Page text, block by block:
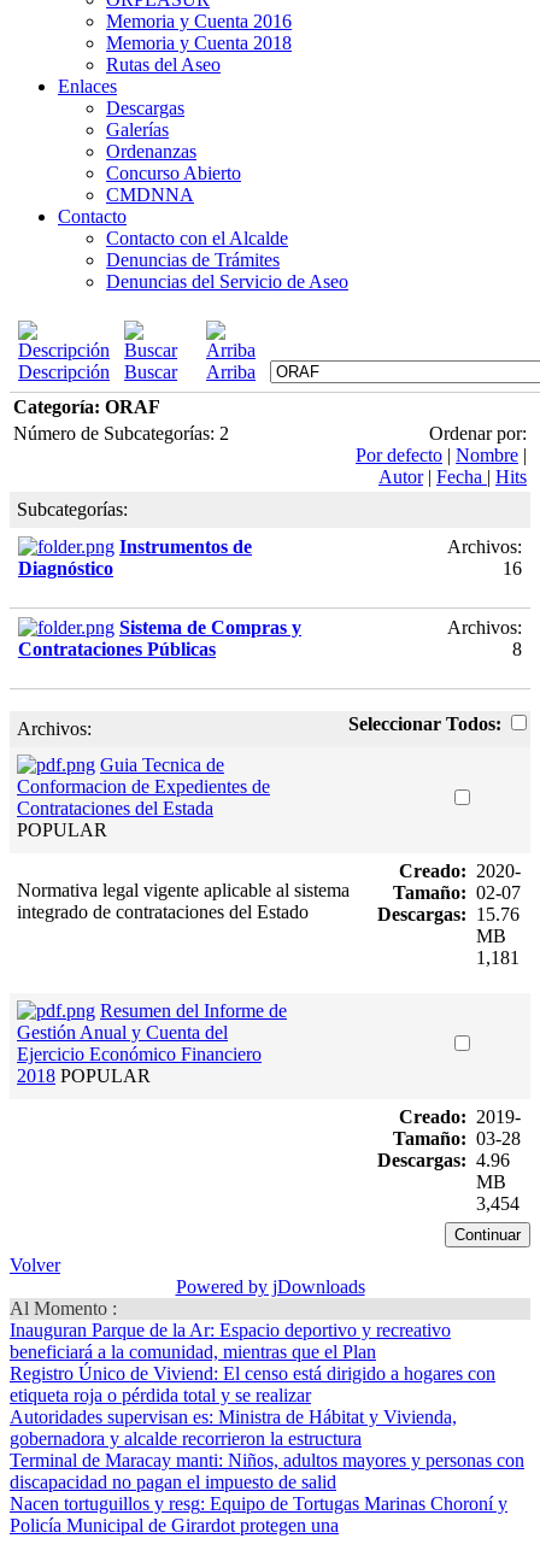
Memoria y Cuenta 2016
Memoria y Cuenta 2018
Rutas del Aseo
Enlaces
Descargas
Galerías
Ordenanzas
Concurso Abierto
CMDNNA
Contacto
Contacto con el Alcalde
Denuncias de Trámites
Denuncias del Servicio de Aseo
Descripción Buscar
Arriba
Categoría: ORAF
Número de Subcategorías: 2
Ordenar por:
Por defecto | Nombre |
Autor| Fecha | Hits
Subcategorías:
Instrumentos de
Diagnóstico
Archivos:
16
Sistema de Compras y
Contrataciones Públicas
Archivos:
8
Seleccionar Todos:
Archivos:
Guia Tecnica de
Conformacion de Expedientes de
Contrataciones del Estada
POPULAR
Normativa legal vigente aplicable al sistema
integrado de contrataciones del Estado
Creado:
Tamaño:
Descargas:
2020-
02-07
15.76
MB
1,181
Resumen del Informe de
Gestión Anual y Cuenta del
Ejercicio Económico Financiero
2018 POPULAR
Creado:
Tamaño:
Descargas:
2019-
03-28
4.96
MB
3,454
Volver
Powered by jDownloads
Al Momento :
Inauguran Parque de la Ar: Espacio deportivo y recreativo
beneficiará a la comunidad, mientras que el Plan
Registro Único de Viviend: El censo está dirigido a hogares con
etiqueta roja o pérdida total y se realizar
Autoridades supervisan es: Ministra de Hábitat y Vivienda,
gobernadora y alcalde recorrieron la estructura
Terminal de Maracay manti: Niños, adultos mayores y personas con
discapacidad no pagan el impuesto de salid
Nacen tortuguillos y resg: Equipo de Tortugas Marinas Choroní y
Policía Municipal de Girardot protegen una